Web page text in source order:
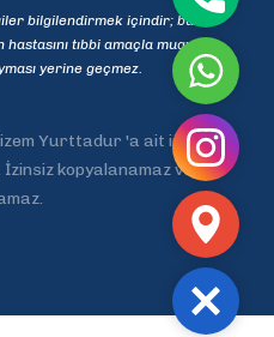
bilgilendirmek içindir; bu
tıbbi amaçla muayene
yerine geçmez.
Yurttadur 'a ait internet
İzinsiz kopyalanamaz veya
Adres
Close